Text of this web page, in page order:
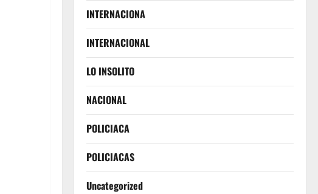
INTERNACIONA
INTERNACIONAL
LO INSOLITO
NACIONAL
POLICIACA
POLICIACAS
Uncategorized